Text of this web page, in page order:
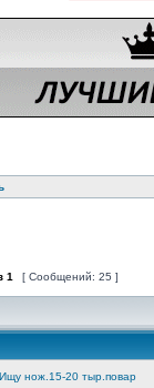
1 [ Сообщений: 25 ]
Ищу нож.15-20 тыр.повар